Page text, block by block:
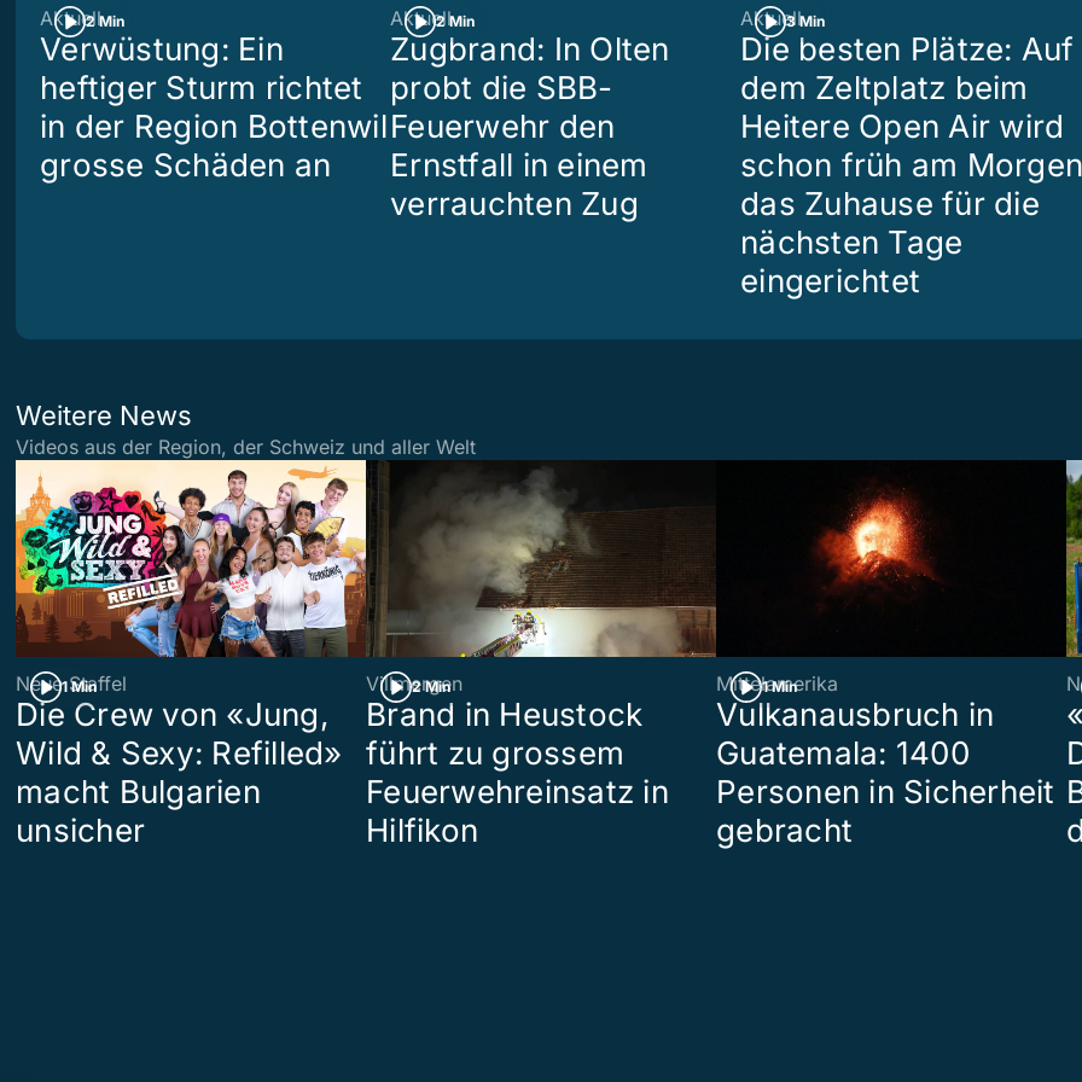
2 Min
Aktuell
Verwüstung: Ein
heftiger Sturm richtet
in der Region Bottenwil
grosse Schäden an
2 Min
Aktuell
Zugbrand: In Olten
probt die SBB-
Feuerwehr den
Ernstfall in einem
verrauchten Zug
3 Min
Aktuell
Die besten Plätze: Auf
dem Zeltplatz beim
Heitere Open Air wird
schon früh am Morgen
das Zuhause für die
nächsten Tage
eingerichtet
Weitere News
Videos aus der Region, der Schweiz und aller Welt
1 Min
Neue Staffel
Die Crew von «Jung,
Wild & Sexy: Refilled»
macht Bulgarien
unsicher
2 Min
Villmergen
Brand in Heustock
führt zu grossem
Feuerwehreinsatz in
Hilfikon
1 Min
Mittelamerika
Vulkanausbruch in
Guatemala: 1400
Personen in Sicherheit
gebracht